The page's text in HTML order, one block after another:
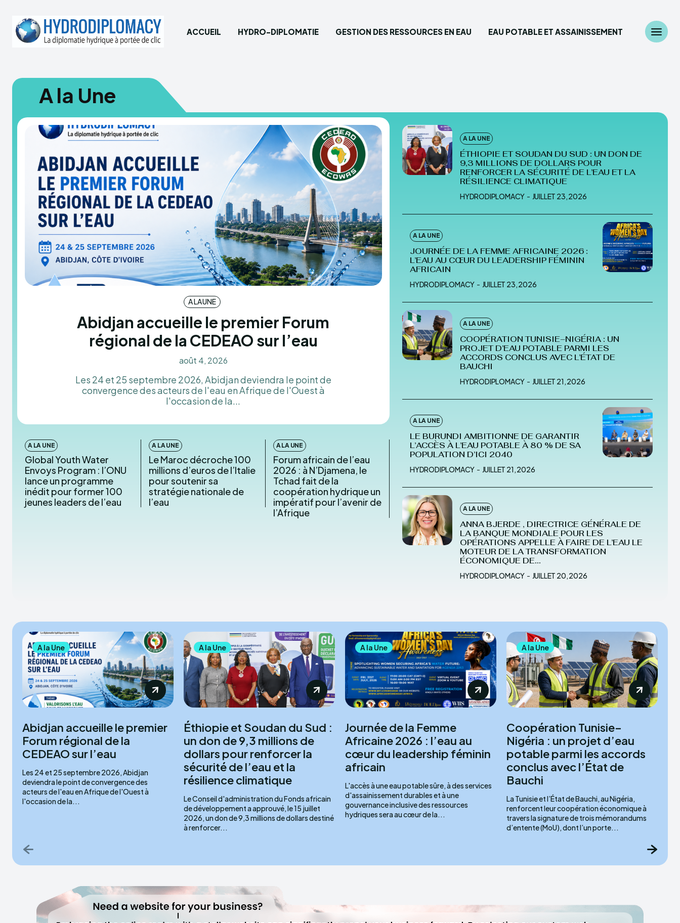
Hydro-diplomatie
Gestion des Ressources en eau
Eau potable et Assainissement
HYDRODIPLOMACY
ACCUEIL HYDRO-DIPLOMATIE GESTION DES RESSOURCES EN EAU EAU POTABLE ET ASSAINISSEMENT
A la Une
A LA UNE
Abidjan accueille le premier Forum
régional de la CEDEAO sur l’eau
août 4, 2026
Les 24 et 25 septembre 2026, Abidjan deviendra le point de
convergence des acteurs de l'eau en Afrique de l'Ouest à
l'occasion de la...
A LA UNE
Global Youth Water
Envoys Program : l’ONU
lance un programme
inédit pour former 100
jeunes leaders de l’eau
A LA UNE
Le Maroc décroche 100
millions d’euros de l’Italie
pour soutenir sa
stratégie nationale de
l’eau
A LA UNE
Forum africain de l’eau
2026 : à N’Djamena, le
Tchad fait de la
coopération hydrique un
impératif pour l’avenir de
l’Afrique
A LA UNE
ÉTHIOPIE ET SOUDAN DU SUD : UN DON DE
9,3 MILLIONS DE DOLLARS POUR
RENFORCER LA SÉCURITÉ DE L’EAU ET LA
RÉSILIENCE CLIMATIQUE
HYDRODIPLOMACY - JUILLET 23, 2026
A LA UNE
JOURNÉE DE LA FEMME AFRICAINE 2026 :
L’EAU AU CŒUR DU LEADERSHIP FÉMININ
AFRICAIN
HYDRODIPLOMACY - JUILLET 23, 2026
A LA UNE
COOPÉRATION TUNISIE–NIGÉRIA : UN
PROJET D’EAU POTABLE PARMI LES
ACCORDS CONCLUS AVEC L’ÉTAT DE
BAUCHI
HYDRODIPLOMACY - JUILLET 21, 2026
A LA UNE
LE BURUNDI AMBITIONNE DE GARANTIR
L’ACCÈS À L’EAU POTABLE À 80 % DE SA
POPULATION D’ICI 2040
HYDRODIPLOMACY - JUILLET 21, 2026
A LA UNE
ANNA BJERDE , DIRECTRICE GÉNÉRALE DE
LA BANQUE MONDIALE POUR LES
OPÉRATIONS APPELLE À FAIRE DE L’EAU LE
MOTEUR DE LA TRANSFORMATION
ÉCONOMIQUE DE...
HYDRODIPLOMACY - JUILLET 20, 2026
A la Une
Abidjan accueille le premier
Forum régional de la
CEDEAO sur l’eau
Les 24 et 25 septembre 2026, Abidjan
deviendra le point de convergence des
acteurs de l'eau en Afrique de l'Ouest à
l'occasion de la...
A la Une
Éthiopie et Soudan du Sud :
un don de 9,3 millions de
dollars pour renforcer la
sécurité de l’eau et la
résilience climatique
Le Conseil d'administration du Fonds africain
de développement a approuvé, le 15 juillet
2026, un don de 9,3 millions de dollars destiné
à renforcer...
A la Une
Journée de la Femme
Africaine 2026 : l’eau au
cœur du leadership féminin
africain
L'accès à une eau potable sûre, à des services
d'assainissement durables et à une
gouvernance inclusive des ressources
hydriques sera au cœur de la...
A la Une
Coopération Tunisie–
Nigéria : un projet d’eau
potable parmi les accords
conclus avec l’État de
Bauchi
La Tunisie et l’État de Bauchi, au Nigéria,
renforcent leur coopération économique à
travers la signature de trois mémorandums
d’entente (MoU), dont l’un porte...